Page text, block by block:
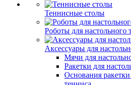
Теннисные столы
Роботы для настольного
Аксессуары для
Мячи для
Ракетки для
Основания